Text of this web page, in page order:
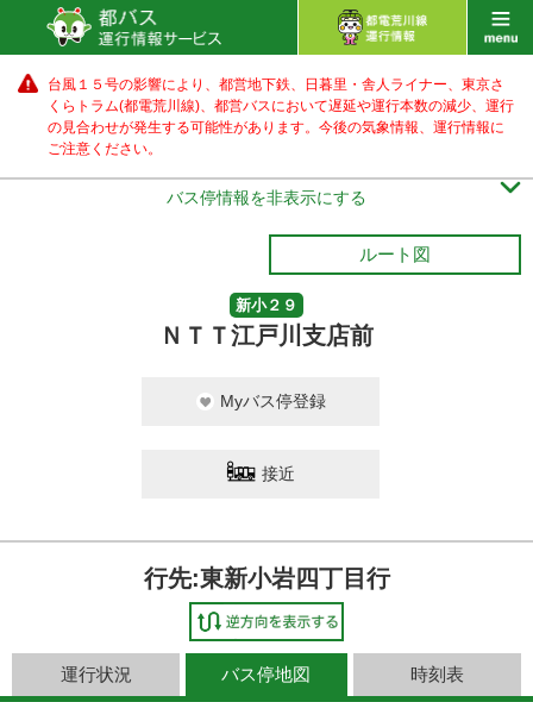
台風１５号の影響により、都営地下鉄、日暮里・舎人ライナー、東京さ
くらトラム(都電荒川線)、都営バスにおいて遅延や運行本数の減少、運行
の見合わせが発生する可能性があります。 今後の気象情報、運行情報に
ご注意ください。
バス停情報を非表示にする 
ルート図
新小２９
ＮＴＴ江戸川支店前
Myバス停登録
接近
行先:東新小岩四丁目行
運行状況 バス停地図 時刻表